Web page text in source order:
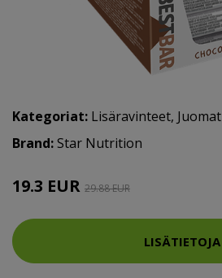
Kategoriat: Lisäravinteet, Juomat
Brand:Star Nutrition
19.3 EUR 29.88 EUR
LISÄTIETOJA